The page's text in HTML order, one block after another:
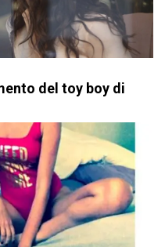
del toy boy di